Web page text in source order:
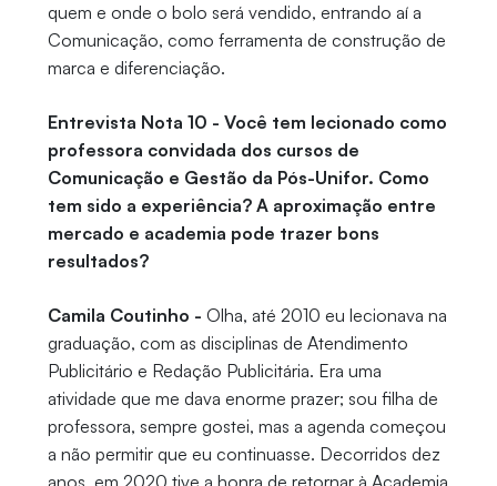
quem e onde o bolo será vendido, entrando aí a
Comunicação, como ferramenta de construção de
marca e diferenciação.
Entrevista Nota 10 - Você tem lecionado como
professora convidada dos cursos de
Comunicação e Gestão da Pós-Unifor. Como
tem sido a experiência? A aproximação entre
mercado e academia pode trazer bons
resultados?
Camila Coutinho - Olha, até 2010 eu lecionava na
graduação, com as disciplinas de Atendimento
Publicitário e Redação Publicitária. Era uma
atividade que me dava enorme prazer; sou filha de
professora, sempre gostei, mas a agenda começou
a não permitir que eu continuasse. Decorridos dez